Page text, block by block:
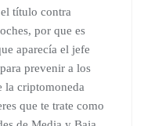
título contra
por que es
aparecía el jefe
prevenir a los
la criptomoneda
que te trate como